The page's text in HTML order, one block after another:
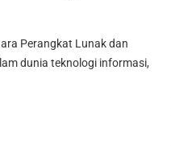
Perangkat Lunak dan
dunia teknologi informasi,